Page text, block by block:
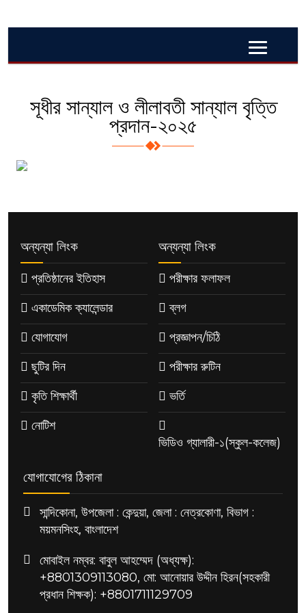
সূধীর সান্যাল ও লীলাবতী সান্যাল বৃত্তি
প্রদান-২০২৫
অন্যন্যা লিংক
প্রতিষ্ঠানের ইতিহাস
একাডেমিক ক্যালেন্ডার
যোগাযোগ
ছুটির দিন
কৃতি শিক্ষার্থী
নোটিশ
অন্যন্যা লিংক
পরীক্ষার ফলাফল
ব্লগ
প্রজ্ঞাপন/চিঠি
পরীক্ষার রুটিন
ভর্তি
ভিডিও গ্যালারী-১(স্কুল-কলেজ)
যোগাযোগের ঠিকানা
সান্দিকোনা, উপজেলা : কেন্দুয়া, জেলা : নেত্রকোণা, বিভাগ :
ময়মনসিংহ, বাংলাদেশ
মোবাইল নম্বর: বাবুল আহম্মেদ (অধ্যক্ষ):
+8801309113080, মো: আনোয়ার উদ্দীন হিরন(সহকারী
প্রধান শিক্ষক): +8801711129709